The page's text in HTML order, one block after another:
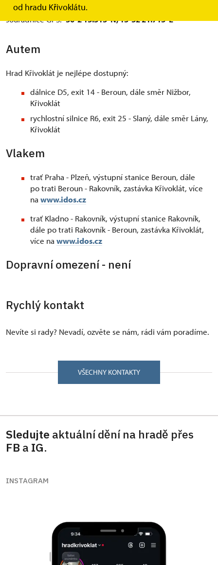
od hradu Křivoklátu.
souřadnice GPS:50°2'15.313"N, 13°52'21.713"E
Autem
Hrad Křivoklát je nejlépe dostupný:
dálnice D5, exit 14 - Beroun, dále směr Nižbor,
Křivoklát
rychlostní silnice R6, exit 25 - Slaný, dále směr Lány,
Křivoklát
Vlakem
trať Praha - Plzeň, výstupní stanice Beroun, dále
po trati Beroun - Rakovník, zastávka Křivoklát, více
na www.idos.cz
trať Kladno - Rakovník, výstupní stanice Rakovník,
dále po trati Rakovník - Beroun, zastávka Křivoklát,
více na www.idos.cz
Dopravní omezení - není
Rychlý kontakt
Nevíte si rady? Nevadí, ozvěte se nám, rádi vám poradíme.
VŠECHNY KONTAKTY
Sledujte aktuální dění na hradě přes
FB a IG.
INSTAGRAM